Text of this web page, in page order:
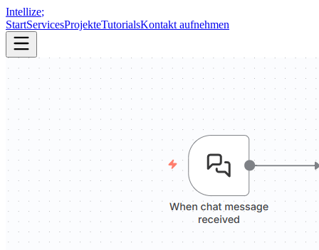
Intellize;
StartServicesProjekteTutorialsKontakt aufnehmen